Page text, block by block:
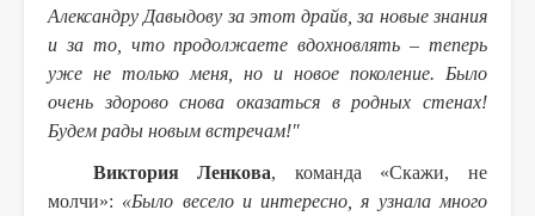
Александру Давыдову за этот драйв, за новые знания
и за то, что продолжаете вдохновлять – теперь
уже не только меня, но и новое поколение. Было
очень здорово снова оказаться в родных стенах!
Будем рады новым встречам!"
Виктория Ленкова, команда «Скажи, не
молчи»: «Было весело и интересно, я узнала много